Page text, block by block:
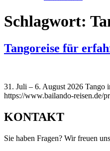
Schlagwort:
Tangoreise für
31. Juli – 6. August 2026 Tango
https://www.bailando-reisen.de/
KONTAKT
Sie haben Fragen? Wir freuen